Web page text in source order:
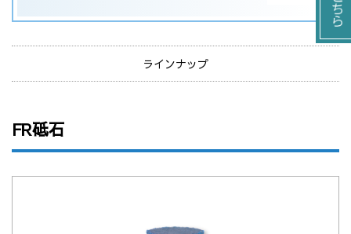
ラインナップ
FR砥石